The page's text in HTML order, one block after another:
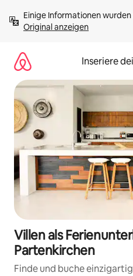
Inhalten
springenOriginal anzeigen
Inseriere
Villen als
Partenkirchen
Finde und buche